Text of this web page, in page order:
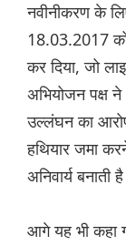
नवीनीकरण के
18.03.2017 को
कर दिया, जो
अभियोजन पक्ष
उल्लंघन का
हथियार जमा
अनिवार्य बनाती
आगे यह भी कहा